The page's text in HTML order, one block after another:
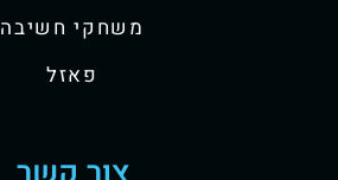
משחקי חשיבה
פאזל